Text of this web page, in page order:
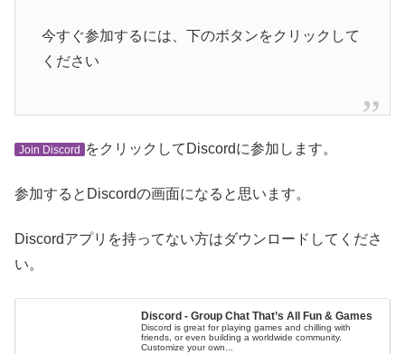
今すぐ参加するには、下のボタンをクリックして
ください
Join Discord をクリックしてDiscordに参加します。
参加するとDiscordの画面になると思います。
Discordアプリを持ってない方はダウンロードしてくださ
い。
Discord - Group Chat That’s All Fun & Games
Discord is great for playing games and chilling with
friends, or even building a worldwide community.
Customize your own...